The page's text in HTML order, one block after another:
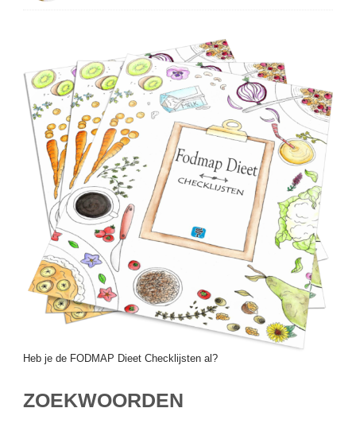
Heb je de FODMAP Dieet Checklijsten al?
ZOEKWOORDEN